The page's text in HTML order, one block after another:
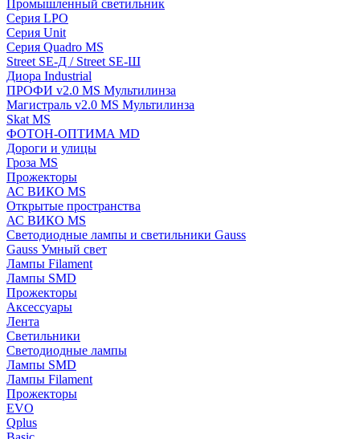
Промышленный светильник
Серия LPO
Серия Unit
Серия Quadro MS
Street SE-Д / Street SE-Ш
Диора Industrial
ПРОФИ v2.0 MS Мультилинза
Магистраль v2.0 MS Мультилинза
Skat MS
ФОТОН-ОПТИМА MD
Дороги и улицы
Гроза MS
Прожекторы
АС ВИКО MS
Открытые пространства
АС ВИКО MS
Светодиодные лампы и светильники Gauss
Gauss Умный свет
Лампы Filament
Лампы SMD
Прожекторы
Аксессуары
Лента
Светильники
Светодиодные лампы
Лампы SMD
Лампы Filament
Прожекторы
EVO
Qplus